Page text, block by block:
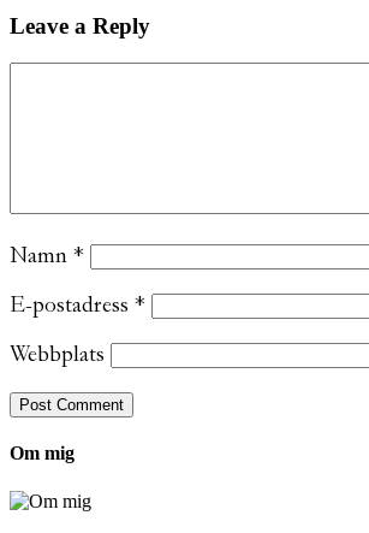
Leave a Reply
Namn *
E-postadress *
Webbplats
Om mig